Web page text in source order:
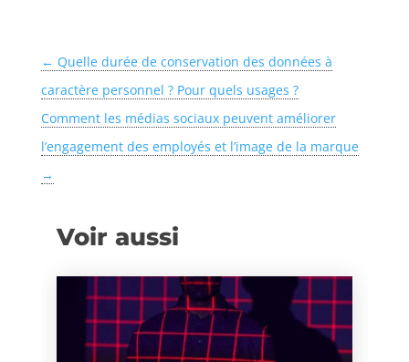
← Quelle durée de conservation des données à
caractère personnel ? Pour quels usages ?
Comment les médias sociaux peuvent améliorer
l’engagement des employés et l’image de la marque
→
Voir aussi